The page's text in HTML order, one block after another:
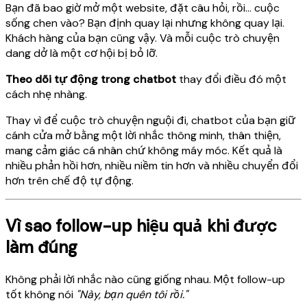
Bạn đã bao giờ mở một website, đặt câu hỏi, rồi... cuộc
sống chen vào? Bạn định quay lại nhưng không quay lại.
Khách hàng của bạn cũng vậy. Và mỗi cuộc trò chuyện
dang dở là một cơ hội bị bỏ lỡ.
Theo dõi tự động trong chatbot thay đổi điều đó một
cách nhẹ nhàng.
Thay vì để cuộc trò chuyện nguội đi, chatbot của bạn giữ
cánh cửa mở bằng một lời nhắc thông minh, thân thiện,
mang cảm giác cá nhân chứ không máy móc. Kết quả là
nhiều phản hồi hơn, nhiều niềm tin hơn và nhiều chuyển đổi
hơn trên chế độ tự động.
Vì sao follow-up hiệu quả khi được
làm đúng
Không phải lời nhắc nào cũng giống nhau. Một follow-up
tốt không nói "Này, bạn quên tôi rồi."